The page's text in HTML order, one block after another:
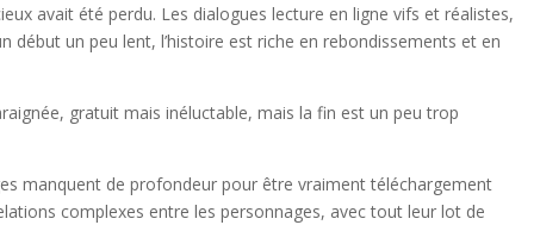
avait été perdu. Les dialogues lecture en ligne vifs et réalistes,
début un peu lent, l’histoire est riche en rebondissements et en
gratuit mais inéluctable, mais la fin est un peu trop
manquent de profondeur pour être vraiment téléchargement
complexes entre les personnages, avec tout leur lot de